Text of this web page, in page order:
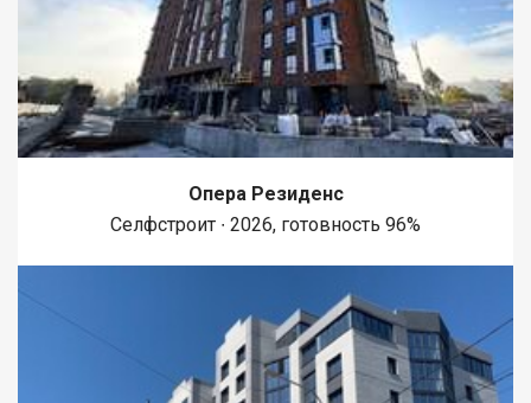
Опера Резиденс
Селфстроит ∙ 2026, готовность 96%